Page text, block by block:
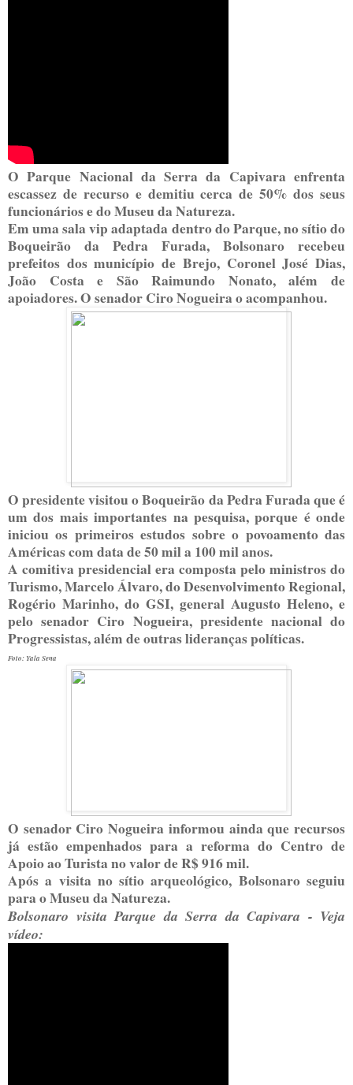
O Parque Nacional da Serra da Capivara enfrenta
escassez de recurso e demitiu cerca de 50% dos seus
funcionários e do Museu da Natureza.
Em uma sala vip adaptada dentro do Parque, no sítio do
Boqueirão da Pedra Furada, Bolsonaro recebeu
prefeitos dos município de Brejo, Coronel José Dias,
João Costa e São Raimundo Nonato, além de
apoiadores. O senador Ciro Nogueira o acompanhou.
O presidente visitou o Boqueirão da Pedra Furada que é
um dos mais importantes na pesquisa, porque é onde
iniciou os primeiros estudos sobre o povoamento das
Américas com data de 50 mil a 100 mil anos.
A comitiva presidencial era composta pelo ministros do
Turismo, Marcelo Álvaro, do Desenvolvimento Regional,
Rogério Marinho, do GSI, general Augusto Heleno, e
pelo senador Ciro Nogueira, presidente nacional do
Progressistas, além de outras lideranças políticas.
Foto: Yala Sena
O senador Ciro Nogueira informou ainda que recursos
já estão empenhados para a reforma do Centro de
Apoio ao Turista no valor de R$ 916 mil.
Após a visita no sítio arqueológico, Bolsonaro seguiu
para o Museu da Natureza.
Bolsonaro visita Parque da Serra da Capivara - Veja
vídeo: